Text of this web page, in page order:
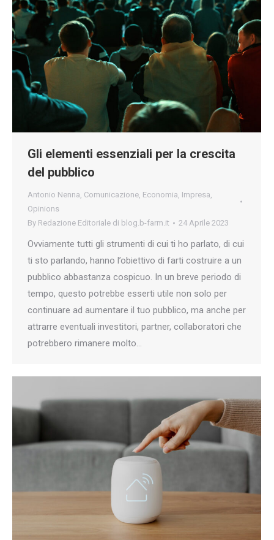
Gli elementi essenziali per la crescita
del pubblico
Antonio Nenna, Comunicazione, Economia, Impresa,
Opinions
By Redazione Editoriale di blog.b-farm.it 24 Aprile 2023
Ovviamente tutti gli strumenti di cui ti ho parlato, di cui
ti sto parlando, hanno l’obiettivo di farti costruire a un
pubblico abbastanza cospicuo. In un breve periodo di
tempo, questo potrebbe esserti utile non solo per
continuare ad aumentare il tuo pubblico, ma anche per
attrarre eventuali investitori, partner, collaboratori che
potrebbero rimanere molto…